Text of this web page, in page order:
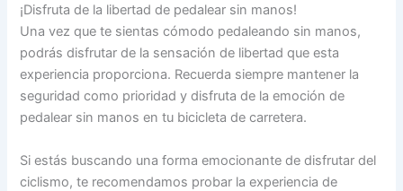
¡Disfruta de la libertad de pedalear sin manos!
Una vez que te sientas cómodo pedaleando sin manos,
podrás disfrutar de la sensación de libertad que esta
experiencia proporciona. Recuerda siempre mantener la
seguridad como prioridad y disfruta de la emoción de
pedalear sin manos en tu bicicleta de carretera.
Si estás buscando una forma emocionante de disfrutar del
ciclismo, te recomendamos probar la experiencia de